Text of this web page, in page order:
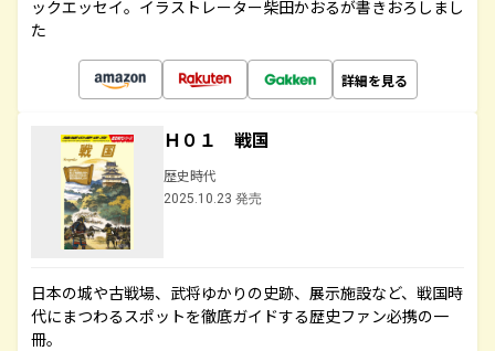
ックエッセイ。イラストレーター柴田かおるが書きおろしまし
た
詳細を見る
Ｈ０１ 戦国
歴史時代
2025.10.23 発売
日本の城や古戦場、武将ゆかりの史跡、展示施設など、戦国時
代にまつわるスポットを徹底ガイドする歴史ファン必携の一
冊。